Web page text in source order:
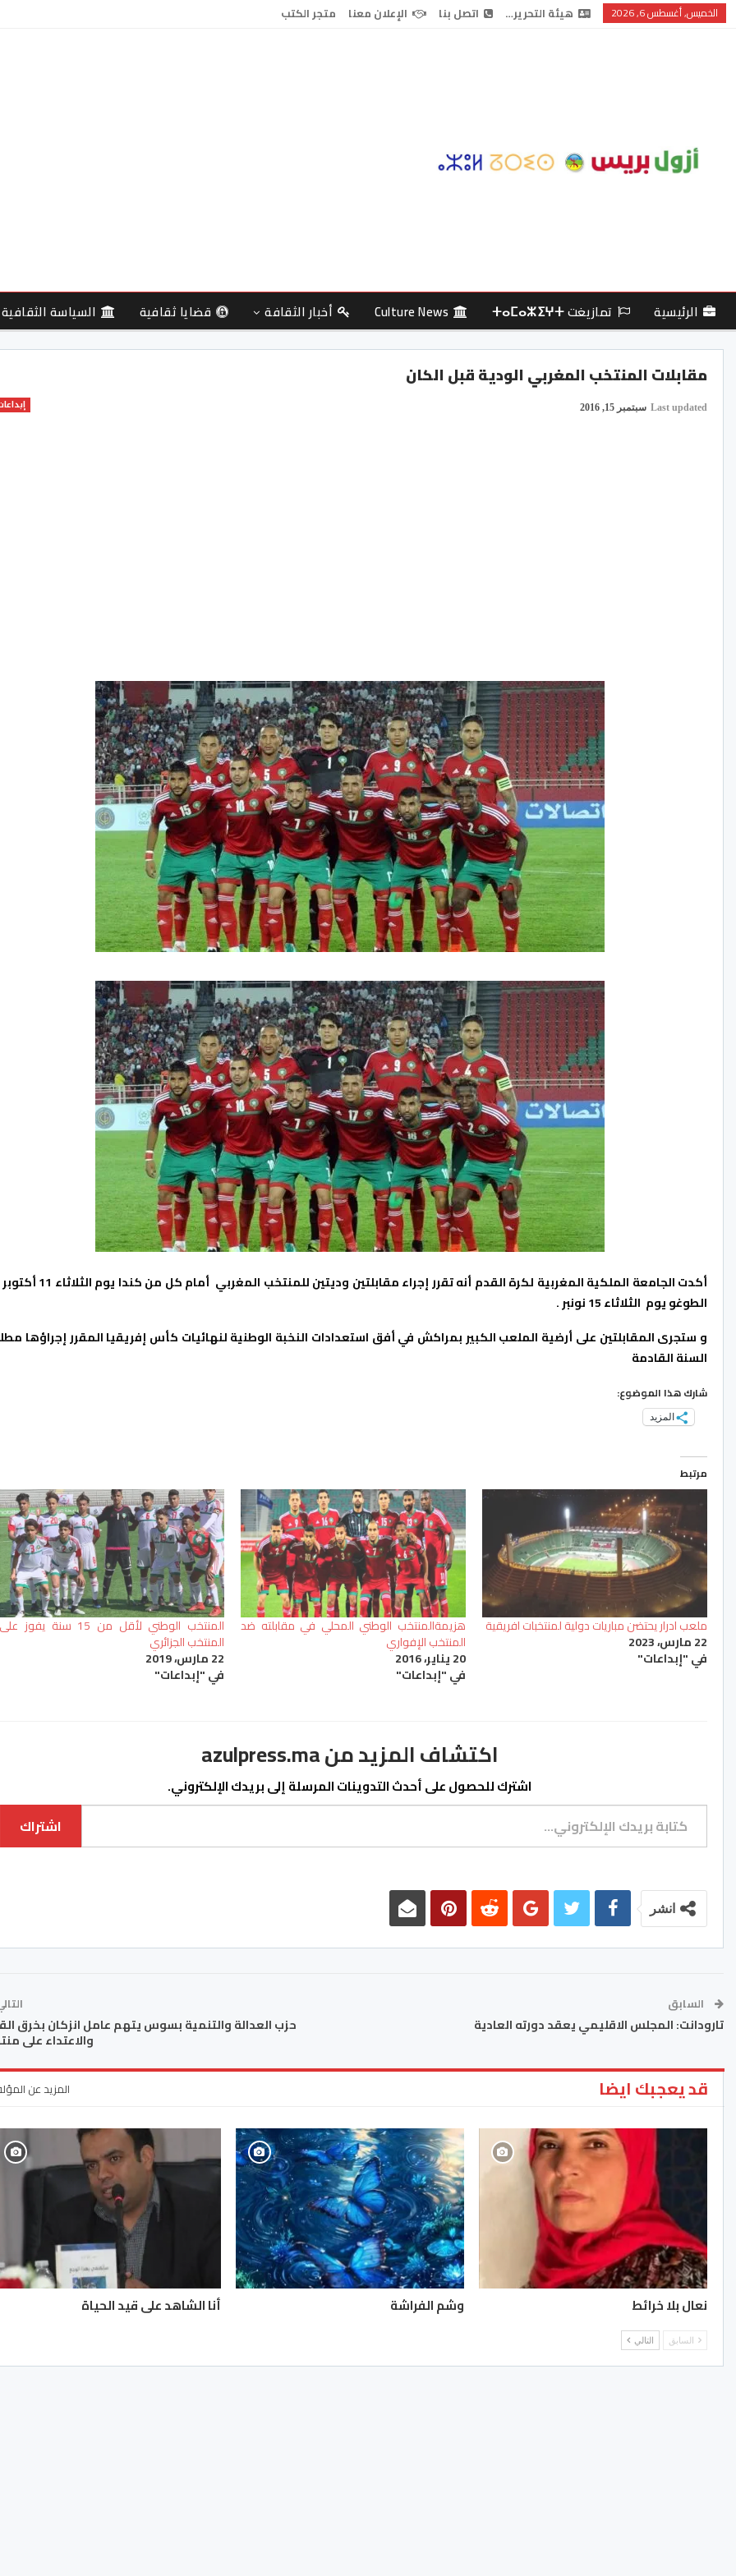
الخميس, أغسطس 6, 2026 هيئة التحرير… اتصل بنا الإعلان معنا متجر الكتب
الرئيسية تمازيغت ⵜⴰⵎⴰⵣⵉⵖⵜ Culture News أخبار الثقافة قضايا ثقافية السياسة الثقافية
مقابلات المنتخب المغربي الودية قبل الكان
Last updated سبتمبر 15, 2016
أكدت الجامعة الملكية المغربية لكرة القدم أنه تقرر إجراء مقابلتين وديتين للمنتخب المغربي أمام
الطوغو يوم الثلاثاء 15 نونبر .
و ستجرى المقابلتين على أرضية الملعب الكبير بمراكش في أفق استعدادات النخبة الوطنية لنهائيات كأس إفريقيا المقرر إجراؤها
السنة القادمة
شارك هذا الموضوع:
المزيد
مرتبط
ملعب ادرار يحتضن مباريات دولية لمنتخبات افريقية
22 مارس، 2023
في "إبداعات"
هزيمةالمنتخب الوطني المحلي في مقابلته ضد
المنتخب الإفواري
20 يناير، 2016
في "إبداعات"
المنتخب الوطني لأقل من 15 سنة يفوز على
المنتخب الجزائري
22 مارس، 2019
في "إبداعات"
اكتشاف المزيد من azulpress.ma
اشترك للحصول على أحدث التدوينات المرسلة إلى بريدك الإلكتروني.
كتابة بريدك الإلكتروني...
اشتراك
انشر
السابق
تارودانت: المجلس الاقليمي يعقد دورته العادية حزب العدالة والتنمية بسوس يتهم عامل انزكان بخرق
والاعتداء على
قد يعجبك ايضا المزيد عن
نعال بلا خرائط وشم الفراشة أنا الشاهد على قيد الحياة
السابق التالي